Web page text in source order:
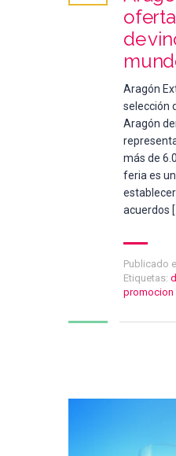
de
Aragón
selección
Aragón
más de
feria es
acuerdos
Publicado
Etiquetas:
promocion